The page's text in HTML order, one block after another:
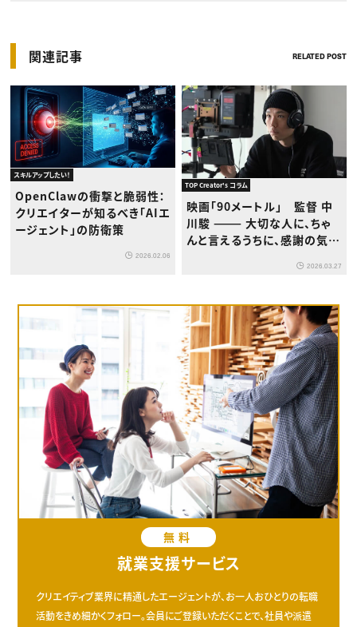
関連記事 RELATED POST
スキルアップしたい！
OpenClawの衝撃と脆弱性：
クリエイターが知るべき「AIエ
ージェント」の防衛策
2026.02.06
TOP Creator's コラム
映画「90メートル」 監督 中
川駿 ——— 大切な人に、ちゃ
んと言えるうちに、感謝の気持
2026.03.27
無料
就業支援サービス
クリエイティブ業界に精通したエージェントが、お一人おひとりの転職
活動をきめ細かくフォロー。会員にご登録いただくことで、社員や派遣